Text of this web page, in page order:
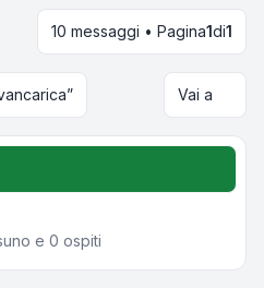
e ordinamento
10 messaggi • Pagina1di1
Vai a
e 0 ospiti